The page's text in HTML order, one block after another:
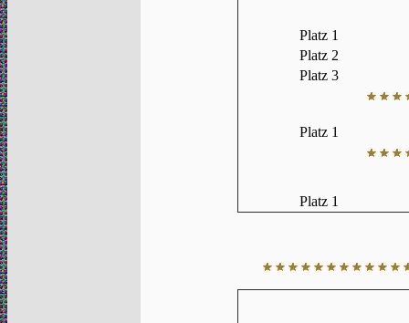
Platz 1
Platz 2
Platz 3
Platz 1
Platz 1